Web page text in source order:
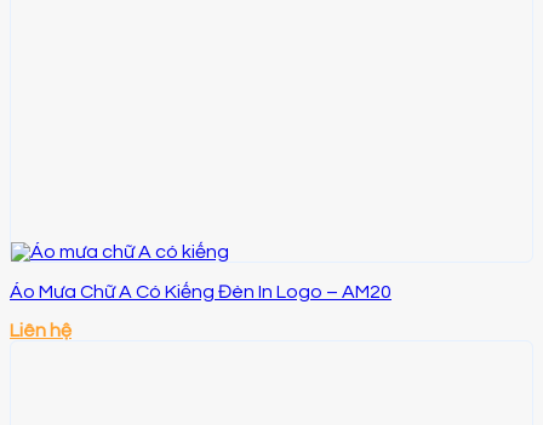
Áo Mưa Chữ A Có Kiếng Đèn In Logo – AM20
Liên hệ